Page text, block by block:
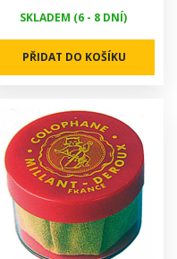
SKLADEM (6 - 8 DNÍ)
PŘIDAT DO KOŠÍKU